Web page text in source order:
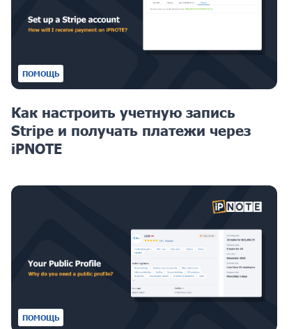
ПОМОЩЬ
Как настроить учетную запись
Stripe и получать платежи через
iPNOTE
ПОМОЩЬ